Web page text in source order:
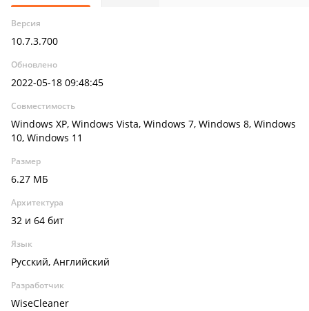
Версия
10.7.3.700
Обновлено
2022-05-18 09:48:45
Совместимость
Windows XP, Windows Vista, Windows 7, Windows 8, Windows
10, Windows 11
Размер
6.27 МБ
Архитектура
32 и 64 бит
Язык
Русский, Английский
Разработчик
WiseCleaner